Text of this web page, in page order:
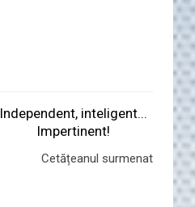
Independent, inteligent...
Impertinent!
Cetățeanul surmenat